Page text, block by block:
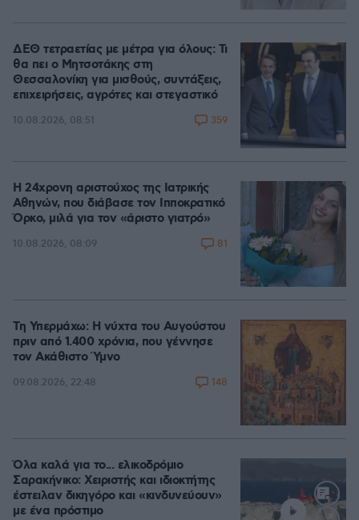
ΔΕΘ τετραετίας με μέτρα για όλους: Τι
θα πει ο Μητσοτάκης στη
Θεσσαλονίκη για μισθούς, συντάξεις,
επιχειρήσεις, αγρότες και στεγαστικό
10.08.2026, 08:51 359
Η 24χρονη αριστούχος της Ιατρικής
Αθηνών, που διάβασε τον Ιπποκρατικό
Όρκο, μιλά για τον «άριστο γιατρό»
10.08.2026, 08:09 81
Τη Υπερμάχω: Η νύχτα του Αυγούστου
πριν από 1.400 χρόνια, που γέννησε
τον Ακάθιστο Ύμνο
09.08.2026, 22:48 148
Όλα καλά για το... ελικοδρόμιο
Σαρακήνικο: Χειριστής και ιδιοκτήτης
έστειλαν δικηγόρο και «κινδυνεύουν»
με ένα πρόστιμο